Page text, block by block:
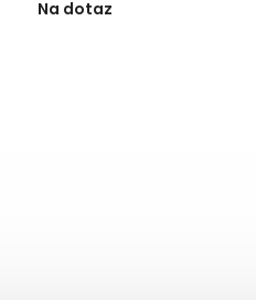
Na dotaz